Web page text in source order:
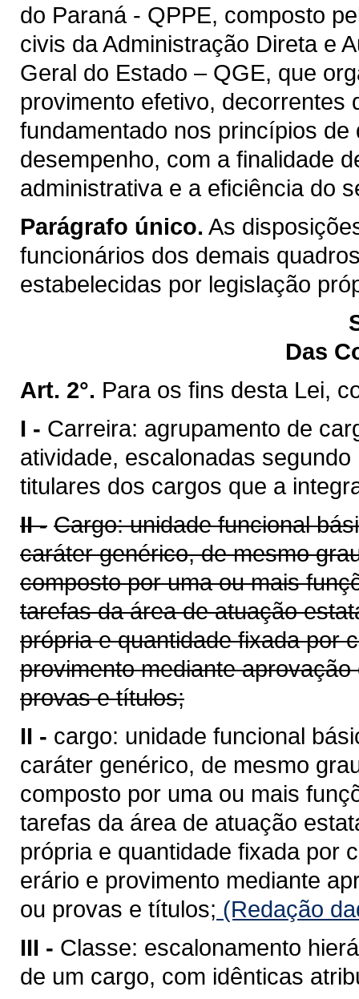
do Paraná - QPPE, composto
civis da Administração Direta e
Geral do Estado – QGE, que
provimento efetivo, decorrentes
fundamentado nos princípios
desempenho, com a finalidade
administrativa e a eficiência do
Parágrafo único. As
funcionários dos demais
estabelecidas por legislação
Das
Art. 2°. Para os fins desta Lei,
I - Carreira: agrupamento de
atividade, escalonadas
titulares dos cargos que a
II - Cargo: unidade funcional
caráter genérico, de mesmo
composto por uma ou mais
tarefas da área de atuação
própria e quantidade fixada por
provimento mediante
provas e títulos;
II - cargo: unidade funcional
caráter genérico, de mesmo
composto por uma ou mais
tarefas da área de atuação
própria e quantidade fixada por
erário e provimento mediante
ou provas e títulos; (Redação
III - Classe: escalonamento
de um cargo, com idênticas